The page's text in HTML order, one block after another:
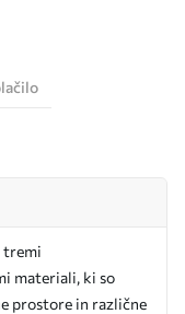
tremi
materiali, ki so
prostore in različne